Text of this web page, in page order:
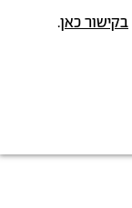
בקישור כאן.